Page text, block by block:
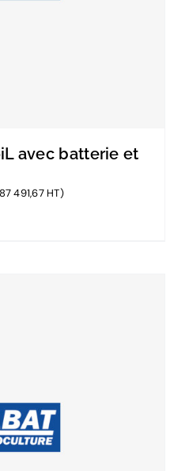
avec batterie et
491,67 HT)